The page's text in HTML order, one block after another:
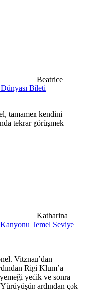
Beatrice
Bileti
tamamen kendini
tekrar görüşmek
Katharina
Temel Seviye
Vitznau’dan
Rigi Klum’a
yedik ve sonra
ardından çok